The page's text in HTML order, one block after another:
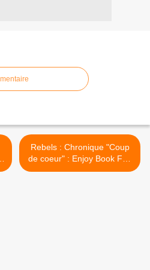
Rebels : Chronique "Coup
de coeur" : Enjoy Book Fan
! >